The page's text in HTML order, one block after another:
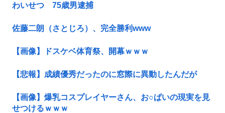
わいせつ 75歳男逮捕
佐藤二朗（さとじろ）、完全勝利www
【画像】ドスケベ体育祭、開幕ｗｗｗ
【悲報】成績優秀だったのに窓際に異動したんだが
【画像】爆乳コスプレイヤーさん、お○ぱいの現実を見
せつけるｗｗｗ